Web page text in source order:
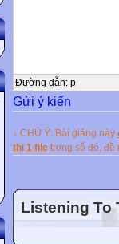
time ago. + She
Dạng động từ
Động từ
động từ: work (
___helped___
Động từ
Đường dẫn: p
Gửi ý kiến
↓ CHÚ Ý: Bài giảng này
thị 1 file trong số đó, đề
Listening To